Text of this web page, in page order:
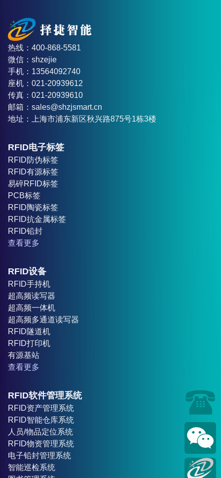
热线：400-868-5581
微信：shzejie
手机：13564092740
座机：021-20939612
传真：021-20939610
邮箱：sales@shzjsmart.cn
地址：上海市浦东新区秋兴路875号1栋3楼
RFID电子标签
RFID防伪标签
RFID有源标签
易碎RFID标签
PCB标签
RFID陶瓷标签
RFID抗金属标签
RFID铅封
查看更多
RFID设备
RFID手持机
超高频读写器
超高频一体机
超高频多通道读写器
RFID隧道机
RFID打印机
有源基站
查看更多
RFID软件管理系统
RFID资产管理系统
RFID智能仓库系统
人员/物品定位系统
RFID物资管理系统
电子铅封管理系统
智能巡检系统